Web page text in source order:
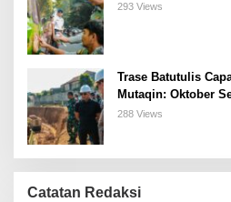
293 Views
Trase Batutulis
Mutaqin: Oktober
288 Views
Catatan Redaksi